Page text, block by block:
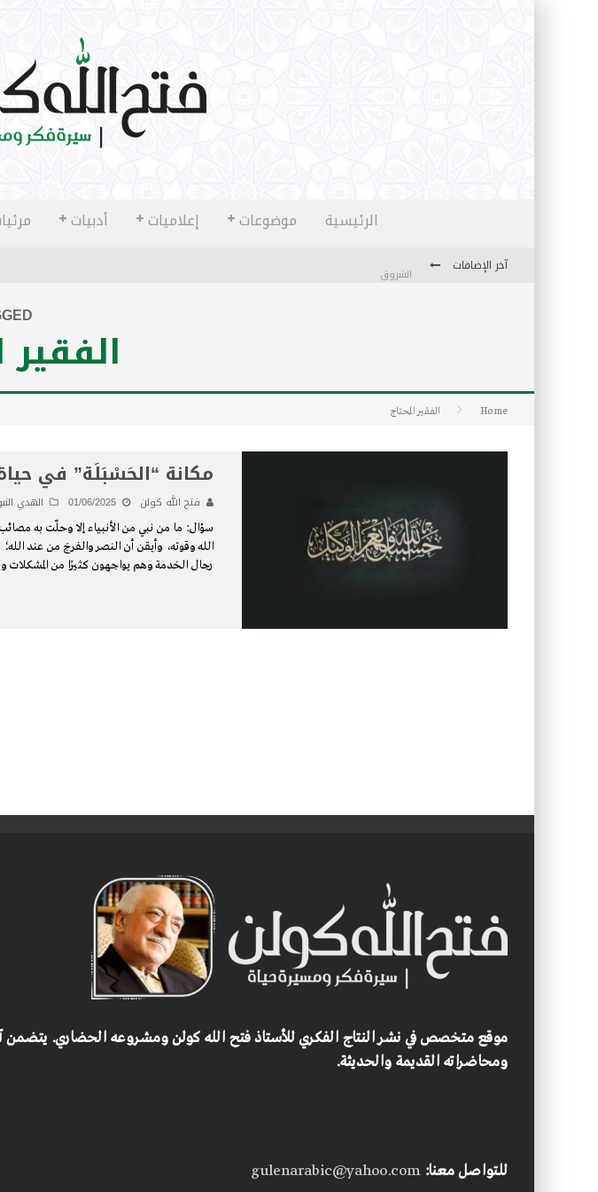
الرئيسية موضوعات إعلاميات أدبيات
آخر الإضافات
الشروق
كتاب معراج الروح الصلاة: 32-مراتب الطهارة في الصلاة
الفقير
Home الفقير المحتاج
مكانة “الحَسْبَلَة” في
فتح الله كولن 01/06/2025 الهدي
سؤال: ما من نبي من الأنبياء إلا وحلّت به
الله وقوته، وأيقن أن النصر والفرجَ من عند
رجال الخدمة وهم يواجهون كثيرًا من المشكلات
موقع متخصص في نشر النتاج الفكري للأستاذ فتح الله كولن ومشروعه الحضاري. يتضمن
ومحاضراته القديمة والحديثة.
للتواصل معنا:gulenarabic@yahoo.com